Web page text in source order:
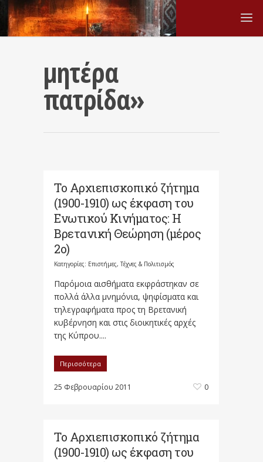
μητέρα
πατρίδα»
Το Αρχιεπισκοπικό ζήτημα
(1900-1910) ως έκφαση του
Ενωτικού Κινήματος: Η
Βρετανική Θεώρηση (μέρος
Κατηγορίες: Επιστήμες, Τέχνες & Πολιτισμός
Παρόμοια αισθήματα εκφράστηκαν σε
πολλά άλλα μνημόνια, ψηφίσματα και
τηλεγραφήματα προς τη Βρετανική
κυβέρνηση και στις διοικητικές αρχές
της Κύπρου....
Περισσότερα
25 Φεβρουαρίου 2011 0
Το Αρχιεπισκοπικό ζήτημα
(1900-1910) ως έκφαση του